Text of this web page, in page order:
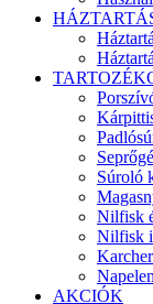
Súroló
Nilfisk
Nilfisk
AKCIÓK